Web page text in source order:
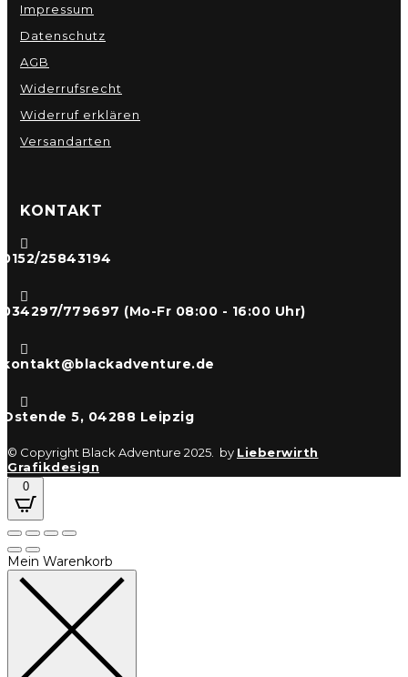
Impressum
Datenschutz
AGB
Widerrufsrecht
Widerruf erklären
Versandarten
KONTAKT

0152/25843194

034297/779697 (Mo-Fr 08:00 - 16:00 Uhr)

kontakt@blackadventure.de

Ostende 5, 04288 Leipzig
© Copyright Black Adventure 2025. by Lieberwirth
Grafikdesign
0
Mein Warenkorb